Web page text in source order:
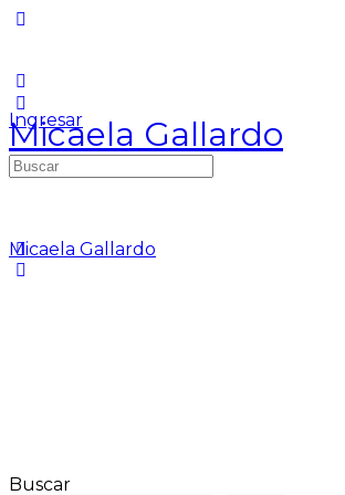
Ingresar
Micaela Gallardo
Buscar:
Micaela Gallardo
Buscar